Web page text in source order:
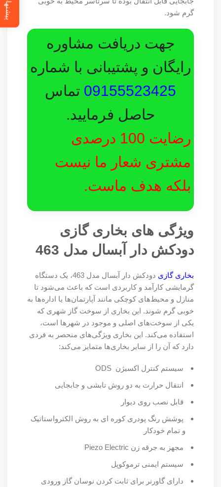
گرم شود.
جهت دریافت مشاوره
رایگان و پشتیبانی با شماره
09155523425 تماس
حاصل فرمایید.
رضایت 100 درصدی
مشتری شعار ما نیست
بلکه هدف ماست.
ویژگی های بخاری گازی
دودکش دار آبسال مدل 463
بخاری گازی
دودکش دار آبسال مدل 463، یک دستگاه
گرمایشی کارآمد و کاربردی است که باعث می‌شود تا
منازل و محیط‌های کوچکی مانند آپارتمان‌ها یا اداره‌ها به
خوبی گرم شوند. این بخاری از سوخت گاز شهری که
یکی از سوخت‌های اصلی و موجود در شهرها است،
استفاده می‌کند. این بخاری ویژگی‌های منحصر به فردی
دارد که آن را از سایر بخاری‌ها متمایز می‌کند:
سیستم کنترل اکسیژن ODS
انتقال حرارت به دو روش تابشی و جابجایی
قابل نصب روی دیوار
پوشش رنگ پودری کوره ای به روش الکترواستاتیک
و تمام خودکار
مجهز به جرقه زن Piezo Electric
سیستم ایمنی ترموکوپل
دارای گاورنر برای ثابت کردن نوسان گاز ورودی